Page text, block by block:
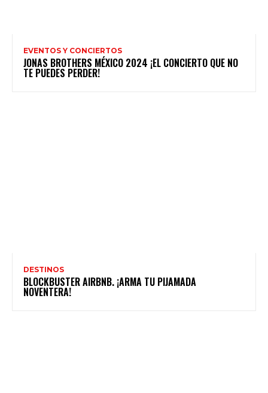
EVENTOS Y CONCIERTOS
JONAS BROTHERS MÉXICO 2024 ¡EL CONCIERTO QUE NO
TE PUEDES PERDER!
DESTINOS
BLOCKBUSTER AIRBNB. ¡ARMA TU PIJAMADA
NOVENTERA!